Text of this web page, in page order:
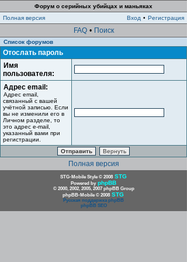
Форум о серийных убийцах и маньяках
Полная версия
Вход • Регистрация
FAQ • Поиск
Список форумов
Отослать пароль
Имя
пользователя:
Адрес email:
Адрес email,
связанный с вашей
учётной записью. Если
вы не изменили его в
Личном разделе, то
это адрес e-mail,
указанный вами при
регистрации.
Полная версия
STG-Mobile Style © 2008 STG
Powered by phpBB
© 2000, 2002, 2005, 2007 phpBB Group
phpBB-Mobile © 2008 STG
Русская поддержка phpBB
phpBB SEO